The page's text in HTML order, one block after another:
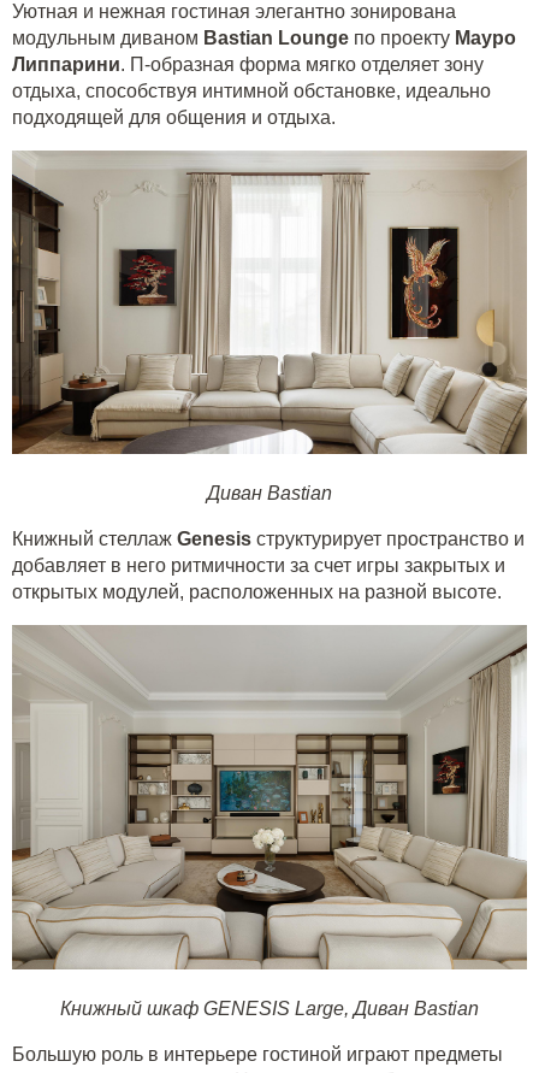
Уютная и нежная гостиная элегантно зонирована
модульным диваном Bastian Lounge по проекту Мауро
Липпарини. П-образная форма мягко отделяет зону
отдыха, способствуя интимной обстановке, идеально
подходящей для общения и отдыха.
Диван Bastian
Книжный стеллаж Genesis структурирует пространство и
добавляет в него ритмичности за счет игры закрытых и
открытых модулей, расположенных на разной высоте.
Книжный шкаф GENESIS Large,Диван Bastian
Большую роль в интерьере гостиной играют предметы